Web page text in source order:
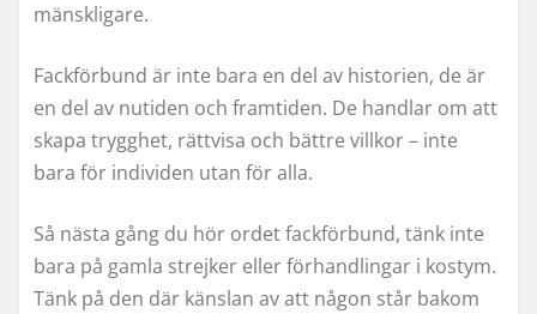
mänskligare.
Fackförbund är inte bara en del av historien, de är
en del av nutiden och framtiden. De handlar om att
skapa trygghet, rättvisa och bättre villkor – inte
bara för individen utan för alla.
Så nästa gång du hör ordet fackförbund, tänk inte
bara på gamla strejker eller förhandlingar i kostym.
Tänk på den där känslan av att någon står bakom